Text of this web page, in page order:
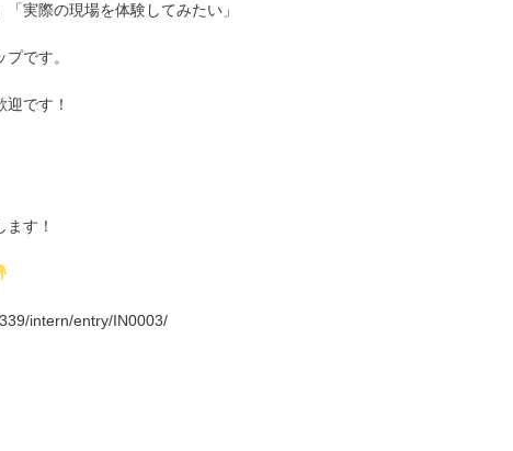
実際の現場を体験してみたい」
です。
です！
す！
intern/entry/IN0003/